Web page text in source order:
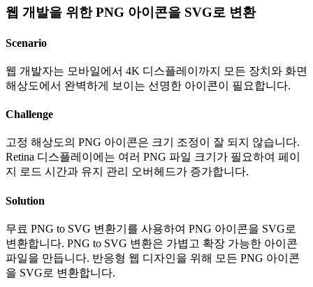
웹 개발을 위한 PNG 아이콘을 SVG로 변환
Scenario
웹 개발자는 모바일에서 4K 디스플레이까지 모든 장치와 화면
해상도에서 완벽하게 보이는 선명한 아이콘이 필요합니다.
Challenge
고정 해상도의 PNG 아이콘은 크기 조정이 잘 되지 않습니다.
Retina 디스플레이에는 여러 PNG 파일 크기가 필요하여 페이
지 로드 시간과 유지 관리 오버헤드가 증가합니다.
Solution
무료 PNG to SVG 변환기를 사용하여 PNG 아이콘을 SVG로
변환합니다. PNG to SVG 변환은 가볍고 확장 가능한 아이콘
파일을 만듭니다. 반응형 웹 디자인을 위해 모든 PNG 아이콘
을 SVG로 변환합니다.